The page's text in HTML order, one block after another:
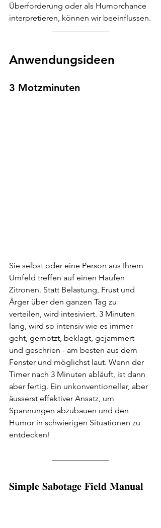
Überforderung oder als Humorchance
interpretieren, können wir beeinflussen.
Anwendungsideen
3 Motzminuten
Sie selbst oder eine Person aus Ihrem
Umfeld treffen auf einen Haufen
Zitronen. Statt Belastung, Frust und
Ärger über den ganzen Tag zu
verteilen, wird intesiviert. 3 Minuten
lang, wird so intensiv wie es immer
geht, gemotzt, beklagt, gejammert
und geschrien - am besten aus dem
Fenster und möglichst laut. Wenn der
Timer nach 3 Minuten abläuft, ist dann
aber fertig. Ein unkonventioneller, aber
äusserst effektiver Ansatz, um
Spannungen abzubauen und den
Humor in schwierigen Situationen zu
entdecken!
𝐒𝐢𝐦𝐩𝐥𝐞 𝐒𝐚𝐛𝐨𝐭𝐚𝐠𝐞 𝐅𝐢𝐞𝐥𝐝 𝐌𝐚𝐧𝐮𝐚𝐥